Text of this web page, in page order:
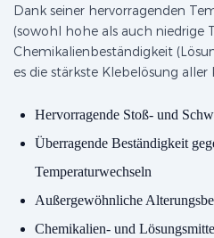
Dank seiner hervorragenden
(sowohl hohe als auch niedrige
Chemikalienbeständigkeit
es die stärkste Klebelösung
Hervorragende Stoß- und
Überragende Beständigkeit
Temperaturwechseln
Außergewöhnliche
Chemikalien- und